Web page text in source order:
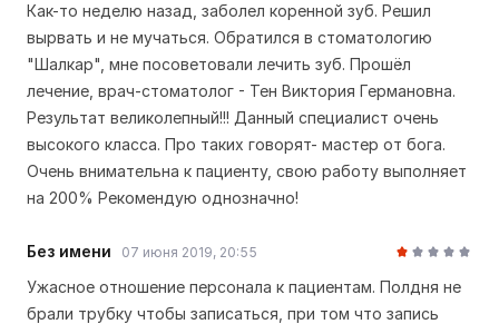
Как-то неделю назад, заболел коренной зуб. Решил
вырвать и не мучаться. Обратился в стоматологию
"Шалкар", мне посоветовали лечить зуб. Прошёл
лечение, врач-стоматолог - Тен Виктория Германовна.
Результат великолепный!!! Данный специалист очень
высокого класса. Про таких говорят- мастер от бога.
Очень внимательна к пациенту, свою работу выполняет
на 200% Рекомендую однозначно!
Без имени 07 июня 2019, 20:55
Ужасное отношение персонала к пациентам. Полдня не
брали трубку чтобы записаться, при том что запись